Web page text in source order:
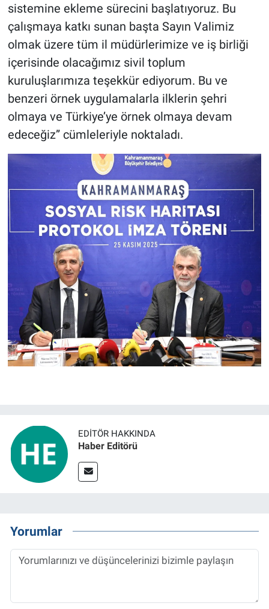
sistemine ekleme sürecini başlatıyoruz. Bu
çalışmaya katkı sunan başta Sayın Valimiz
olmak üzere tüm il müdürlerimize ve iş birliği
içerisinde olacağımız sivil toplum
kuruluşlarımıza teşekkür ediyorum. Bu ve
benzeri örnek uygulamalarla ilklerin şehri
olmaya ve Türkiye’ye örnek olmaya devam
edeceğiz” cümleleriyle noktaladı.
EDITÖR HAKKINDA
Haber Editörü
Yorumlar